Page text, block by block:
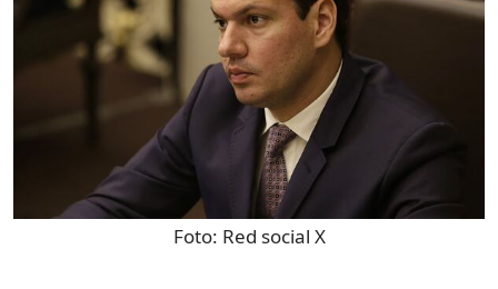
Foto: Red social X